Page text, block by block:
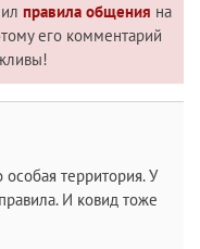
правила общения на
его комментарий
территория. У
И ковид тоже